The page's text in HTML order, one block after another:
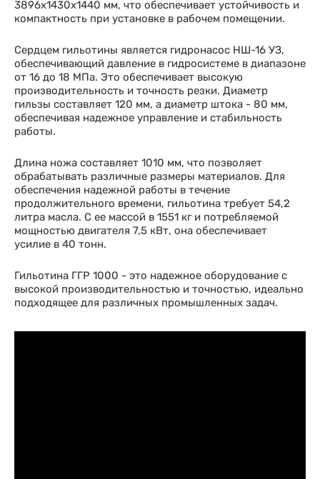
3896x1430x1440 мм, что обеспечивает устойчивость и
компактность при установке в рабочем помещении.
Сердцем гильотины является гидронасос НШ-16 УЗ,
обеспечивающий давление в гидросистеме в диапазоне
от 16 до 18 МПа. Это обеспечивает высокую
производительность и точность резки. Диаметр
гильзы составляет 120 мм, а диаметр штока - 80 мм,
обеспечивая надежное управление и стабильность
работы.
Длина ножа составляет 1010 мм, что позволяет
обрабатывать различные размеры материалов. Для
обеспечения надежной работы в течение
продолжительного времени, гильотина требует 54,2
литра масла. С ее массой в 1551 кг и потребляемой
мощностью двигателя 7,5 кВт, она обеспечивает
усилие в 40 тонн.
Гильотина ГГР 1000 - это надежное оборудование с
высокой производительностью и точностью, идеально
подходящее для различных промышленных задач.